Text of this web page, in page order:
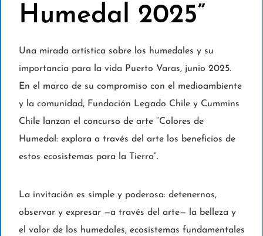
Humedal 2025”
Una mirada artística sobre los humedales y su
importancia para la vida Puerto Varas, junio 2025.
En el marco de su compromiso con el medioambiente
y la comunidad, Fundación Legado Chile y Cummins
Chile lanzan el concurso de arte “Colores de
Humedal: explora a través del arte los beneficios de
estos ecosistemas para la Tierra”.
La invitación es simple y poderosa: detenernos,
observar y expresar —a través del arte— la belleza y
el valor de los humedales, ecosistemas fundamentales